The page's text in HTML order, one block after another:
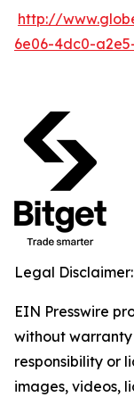
http://
6e06-4dc0-
Legal Disclaimer:
EIN Presswire
without
responsibility or
images, videos,